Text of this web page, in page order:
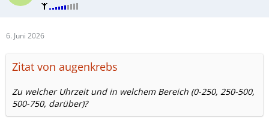
6. Juni 2026
Zitat von augenkrebs
Zu welcher Uhrzeit und in welchem Bereich (0-250, 250-500,
500-750, darüber)?